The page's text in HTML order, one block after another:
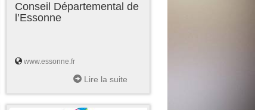
Conseil Départemental de
l’Essonne
www.essonne.fr
Lire la suite